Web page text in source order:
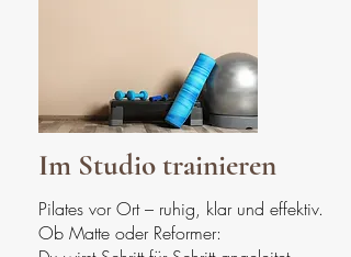
Im Studio trainieren
Pilates vor Ort – ruhig, klar und effektiv.
Ob Matte oder Reformer: